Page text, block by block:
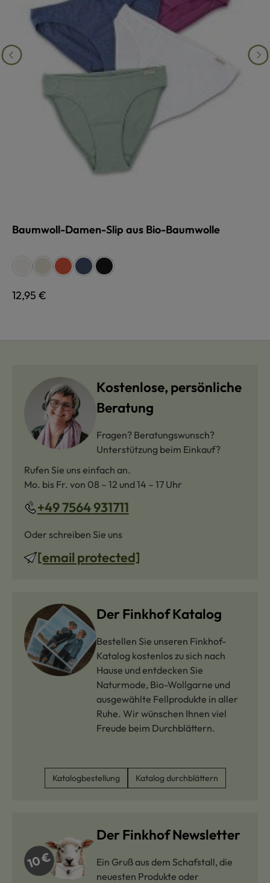
Baumwoll-Damen-Slip aus Bio-Baumwolle
Farbe auswählen
weiß naturmeliert
korallemarinemeliert
schwarz
Regulärer Preis:
12,95 €
Kostenlose, persönliche
Beratung
Fragen? Beratungswunsch?
Unterstützung beim Einkauf?
Rufen Sie uns einfach an.
Mo. bis Fr. von 08 – 12 und 14 – 17 Uhr
+49 7564 931711
Oder schreiben Sie uns
[email protected]
Der Finkhof Katalog
Bestellen Sie unseren Finkhof-
Katalog kostenlos zu sich nach
Hause und entdecken Sie
Naturmode, Bio-Wollgarne und
ausgewählte Fellprodukte in aller
Ruhe. Wir wünschen Ihnen viel
Freude beim Durchblättern.
Katalogbestellung Katalog durchblättern
Der Finkhof Newsletter
Ein Gruß aus dem Schafstall, die
neuesten Produkte oder